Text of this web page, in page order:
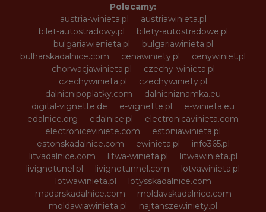
Polecamy:
austria-winieta.pl
austriawinieta.pl
bilet-autostradowy.pl
bilety-autostradowe.pl
bulgariawienieta.pl
bulgariawinieta.pl
bulharskadalnice.com
cenawiniety.pl
cenywiniet.pl
chorwacjawinieta.pl
czechy-winieta.pl
czechywinieta.pl
czechywiniety.pl
dalnicnipoplatky.com
dalnicniznamka.eu
digital-vignette.de
e-vignette.pl
e-winieta.eu
edalnice.org
edalnice.pl
electronicavinieta.com
electroniceviniete.com
estoniawinieta.pl
estonskadalnice.com
ewinieta.pl
info365.pl
litvadalnice.com
litwa-winieta.pl
litwawinieta.pl
livignotunel.pl
livignotunnel.com
lotvawinieta.pl
lotwawinieta.pl
lotysskadalnice.com
madarskadalnice.com
moldavskadalnice.com
moldawiawinieta.pl
najtanszewiniety.pl